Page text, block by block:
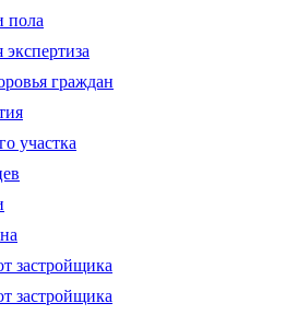
пола
экспертиза
граждан
участка
застройщика
застройщика